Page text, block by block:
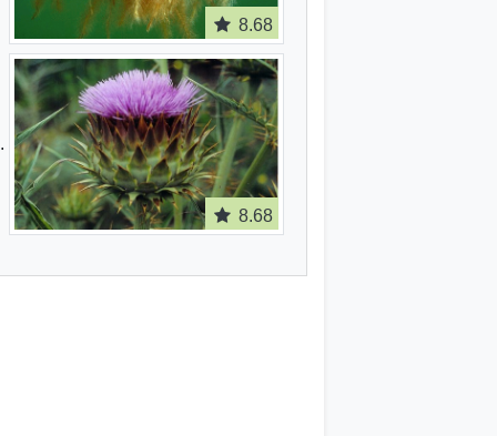
8.68
8.68